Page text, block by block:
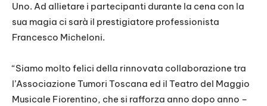
Uno. Ad allietare i partecipanti durante la cena con la
sua magia ci sarà il prestigiatore professionista
Francesco Micheloni.
“Siamo molto felici della rinnovata collaborazione tra
l’Associazione Tumori Toscana ed il Teatro del Maggio
Musicale Fiorentino, che si rafforza anno dopo anno –